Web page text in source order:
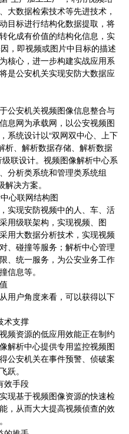
大数据检索技术等先进技术，
目标进行结构化数据提取，将
化成有价值的结构化信息，实
，即视频或图片中目标的描述
核心，进一步构建实战应用系
是公安机关实现安防大数据应
安机关视频图像信息整合与
息网为承载网，以公安视频图
系统设计以“双网双中心、上下
析、解析数据存储、解析数据
联设计。视频图像解析中心系
分析类系统和管理类系统组
决方案。
心联网结构图
现安防视频中的人、车、活
用级联架构，实现视频、图
用大数据分析技术，实现视频
、碰撞等服务；解析中心管理
、统一服务，为公安业务工作
信息等。
户角度来看，可以获得以下
支撑
资源的低应用效能正在制约
解析中心提供专用监控视频图
公安机关在事件预警、侦破案
跃。
手段
基于视频图像资源的快速检
，从而大大提高视频侦查的效